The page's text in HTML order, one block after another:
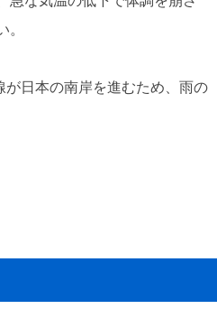
。
日本の南岸を進むため、雨の